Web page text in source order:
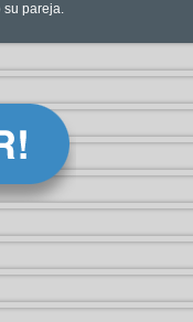
su pareja.